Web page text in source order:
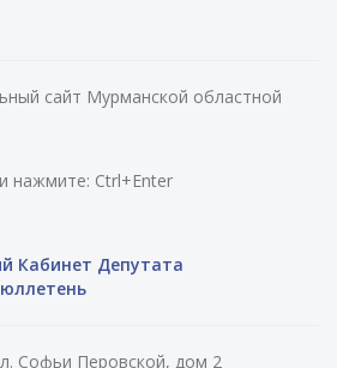
сайт Мурманской областной
нажмите: Ctrl+Enter
Кабинет Депутата
Софьи Перовской, дом 2